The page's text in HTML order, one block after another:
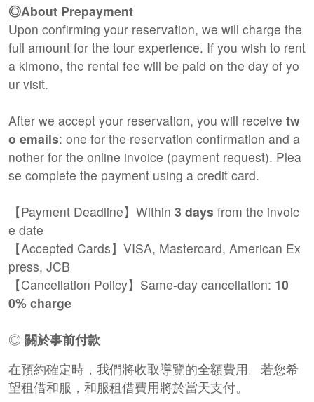
◎About Prepayment
Upon confirming your reservation, we will charge the
full amount for the tour experience. If you wish to rent
a kimono, the rental fee will be paid on the day of yo
ur visit.
After we accept your reservation, you will receive tw
o emails: one for the reservation confirmation and a
nother for the online invoice (payment request). Plea
se complete the payment using a credit card.
【Payment Deadline】Within 3 days from the invoic
e date
【Accepted Cards】VISA, Mastercard, American Ex
press, JCB
【Cancellation Policy】Same-day cancellation: 10
0% charge
◎ 關於事前付款
在預約確定時，我們將收取導覽的全額費用。若您希
望租借和服，和服租借費用將於當天支付。